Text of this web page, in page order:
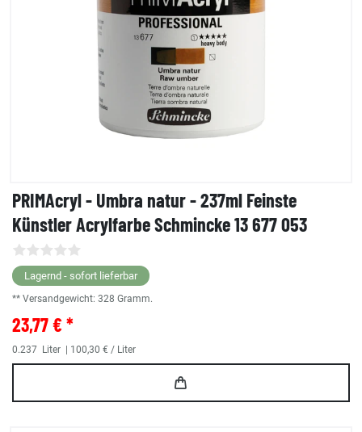
PRIMAcryl - Umbra natur - 237ml Feinste
Künstler Acrylfarbe Schmincke 13 677 053
Lagernd - sofort lieferbar
** Versandgewicht: 328 Gramm.
23,77 € *
0.237 Liter | 100,30 € / Liter